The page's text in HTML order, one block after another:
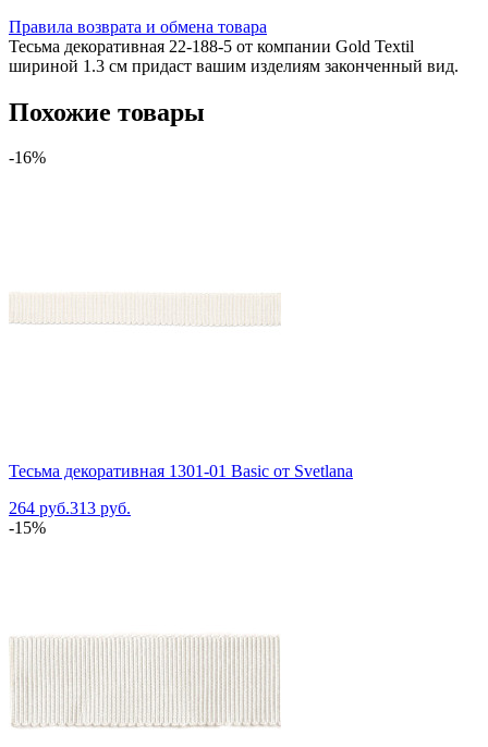
Правила возврата и обмена товара
Тесьма декоративная 22-188-5 от компании Gold Textil
шириной 1.3 см придаст вашим изделиям законченный вид.
Похожие товары
-16%
Тесьма декоративная 1301-01 Basic от Svetlana
264 руб.313 руб.
-15%